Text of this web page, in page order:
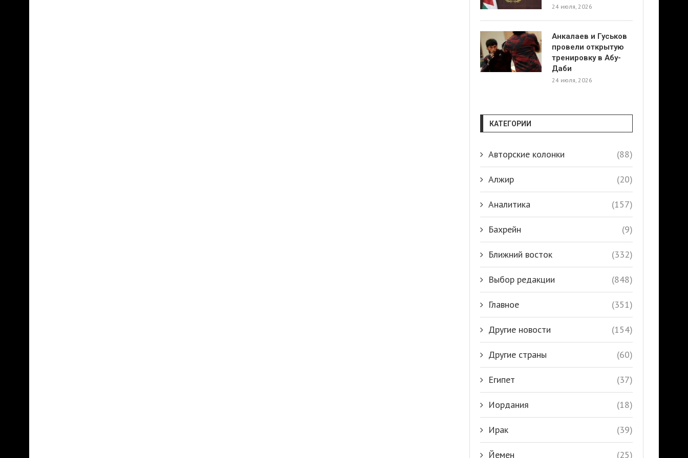
24 июля, 2026
Анкалаев и Гуськов
провели открытую
тренировку в Абу-
Даби
24 июля, 2026
КАТЕГОРИИ
Авторские колонки (88)
Алжир (20)
Аналитика (157)
Бахрейн (9)
Ближний восток (332)
Выбор редакции (848)
Главное (351)
Другие новости (154)
Другие страны (60)
Египет (37)
Иордания (18)
Ирак (39)
Йемен (25)